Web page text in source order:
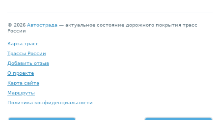
© 2026 Автострада — актуальное состояние дорожного покрытия трасс
России
Карта трасс
Трассы России
Добавить отзыв
О проекте
Карта сайта
Маршруты
Политика конфиденциальности